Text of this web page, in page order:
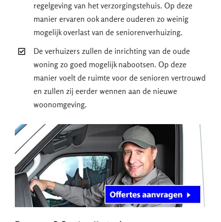
regelgeving van het verzorgingstehuis. Op deze
manier ervaren ook andere ouderen zo weinig
mogelijk overlast van de seniorenverhuizing.
De verhuizers zullen de inrichting van de oude
woning zo goed mogelijk nabootsen. Op deze
manier voelt de ruimte voor de senioren vertrouwd
en zullen zij eerder wennen aan de nieuwe
woonomgeving.